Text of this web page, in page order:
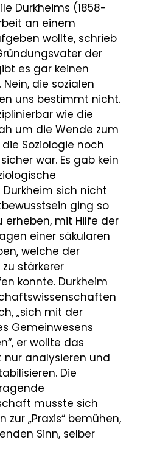
Durkheims (1858-
an einem
wollte, schrieb
der
es gar keinen
die sozialen
uns bestimmt nicht.
wie die
um die Wende zum
Soziologie noch
war. Es gab kein
Durkheim sich nicht
ging so
erheben, mit Hilfe der
einer säkularen
welche der
stärkerer
konnte. Durkheim
„sich mit der
Gemeinwesens
er wollte das
nur analysieren und
Die
musste sich
„Praxis“ bemühen,
Sinn, selber